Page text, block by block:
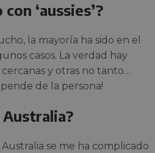
‘aussies’?
la mayoría ha sido en el
casos. La verdad hay
y otras no tanto…
de la persona!
se me ha complicado